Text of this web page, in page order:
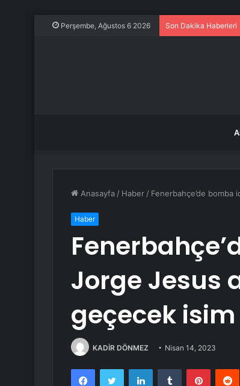
Perşembe, Ağustos 6 2026 Son Dakika Haberleri
Anasayfa / Haber / Fenerbahçe’de bomba
Haber
Jorge Jesus
geçecek
KADİR DÖNMEZ Nisan 14, 2023
FacebookTwitter LinkedInTumblr Pinterest